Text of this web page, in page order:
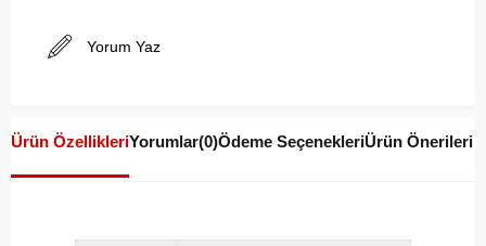
Yorum Yaz
Ürün ÖzellikleriYorumlar(0)Ödeme SeçenekleriÜrün Önerileri